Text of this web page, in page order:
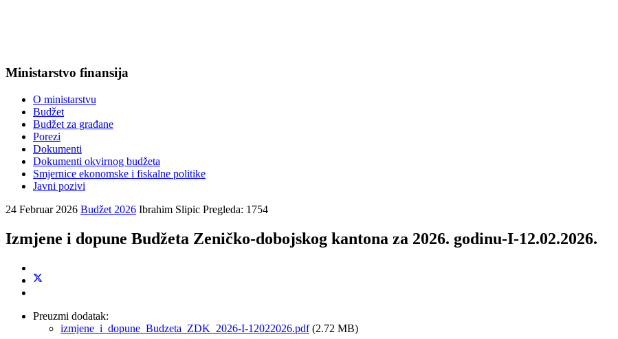
Ministarstvo finansija
O ministarstvu
Budžet
Budžet za građane
Porezi
Dokumenti
Dokumenti okvirnog budžeta
Smjernice ekonomske i fiskalne politike
Javni pozivi
24 Februar 2026 Budžet 2026 Ibrahim Slipic Pregleda: 1754
Izmjene i dopune Budžeta Zeničko-dobojskog kantona za 2026. godinu-I-12.02.2026.
Preuzmi dodatak:
izmjene_i_dopune_Budzeta_ZDK_2026-I-12022026.pdf(2.72 MB)